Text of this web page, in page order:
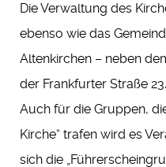
Die Verwaltung des
ebenso wie das
Altenkirchen – neben
der Frankfurter Straße
Auch für die Gruppen,
Kirche“ trafen wird es
sich die